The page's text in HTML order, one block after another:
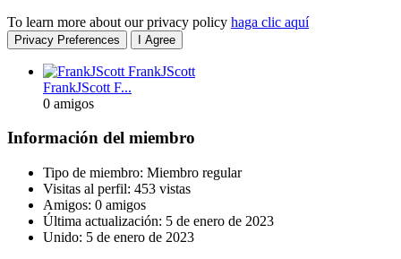
To learn more about our privacy policy haga clic aquí
Privacy Preferences I Agree
FrankJScott F...
0 amigos
Información del miembro
Tipo de miembro: Miembro regular
Visitas al perfil: 453 vistas
Amigos: 0 amigos
Última actualización: 5 de enero de 2023
Unido: 5 de enero de 2023